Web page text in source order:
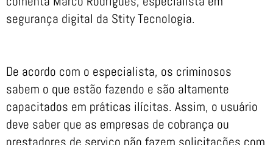
segurança digital da Stity Tecnologia.
De acordo com o especialista, os criminosos
sabem o que estão fazendo e são altamente
capacitados em práticas ilícitas. Assim, o usuário
deve saber que as empresas de cobrança ou
prestadores de serviço não fazem solicitações com